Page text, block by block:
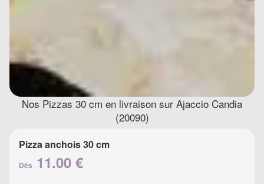
Nos Pizzas 30 cm en livraison sur Ajaccio Candia
(20090)
Pizza anchois 30 cm
Dès 11.00 €